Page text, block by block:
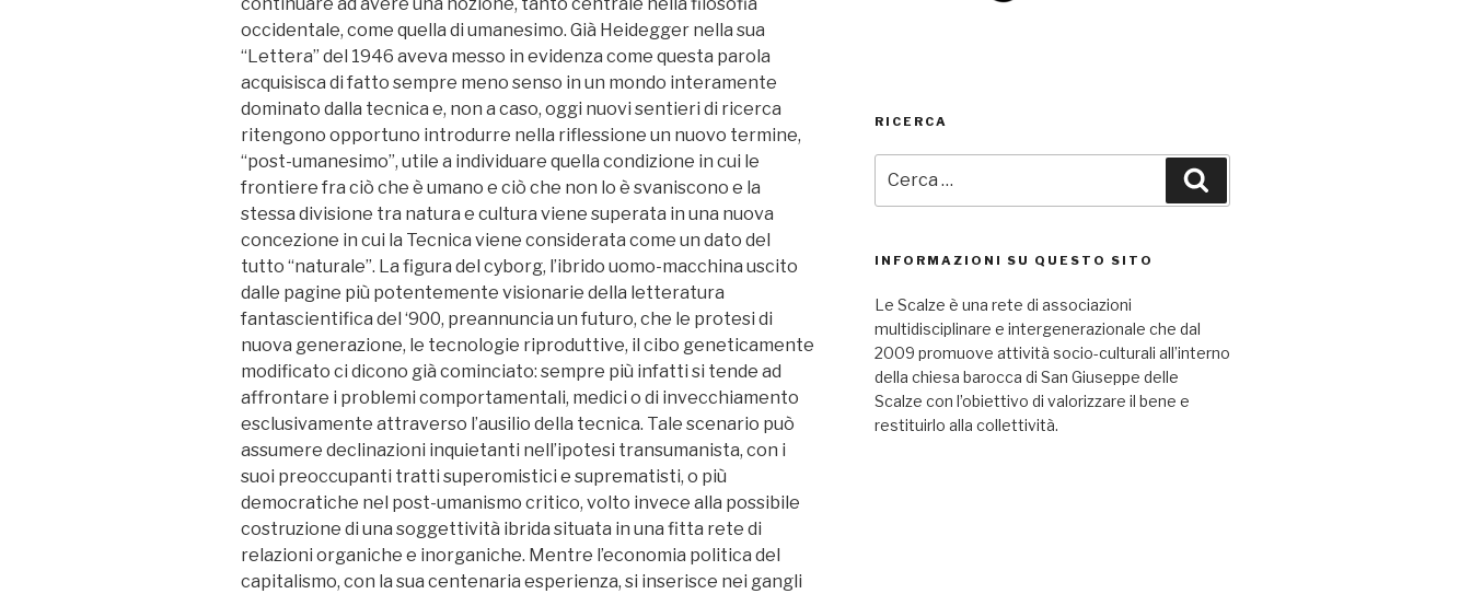
occidentale, come quella di umanesimo. Già Heidegger nella sua
“Lettera” del 1946 aveva messo in evidenza come questa parola
acquisisca di fatto sempre meno senso in un mondo interamente
dominato dalla tecnica e, non a caso, oggi nuovi sentieri di ricerca
ritengono opportuno introdurre nella riflessione un nuovo termine,
“post-umanesimo”, utile a individuare quella condizione in cui le
frontiere fra ciò che è umano e ciò che non lo è svaniscono e la
stessa divisione tra natura e cultura viene superata in una nuova
concezione in cui la Tecnica viene considerata come un dato del
tutto “naturale”. La figura del cyborg, l’ibrido uomo-macchina uscito
dalle pagine più potentemente visionarie della letteratura
fantascientifica del ‘900, preannuncia un futuro, che le protesi di
nuova generazione, le tecnologie riproduttive, il cibo geneticamente
modificato ci dicono già cominciato: sempre più infatti si tende ad
affrontare i problemi comportamentali, medici o di invecchiamento
esclusivamente attraverso l’ausilio della tecnica. Tale scenario può
assumere declinazioni inquietanti nell’ipotesi transumanista, con i
suoi preoccupanti tratti superomistici e suprematisti, o più
democratiche nel post-umanismo critico, volto invece alla possibile
costruzione di una soggettività ibrida situata in una fitta rete di
relazioni organiche e inorganiche. Mentre l’economia politica del
capitalismo, con la sua centenaria esperienza, si inserisce nei gangli
RICERCA
INFORMAZIONI SU QUESTO SITO
Le Scalze è una rete di associazioni
multidisciplinare e intergenerazionale che dal
2009 promuove attività socio-culturali all’interno
della chiesa barocca di San Giuseppe delle
Scalze con l’obiettivo di valorizzare il bene e
restituirlo alla collettività.